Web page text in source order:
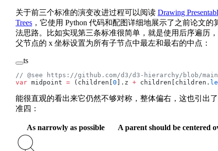
关于前三个标准的演变改进过程可以阅读 Drawing
Trees ，它使用 Python 代码和配图详细地展示了之前论文的
法思路。比如实现第三条标准很简单，就是使用后序遍历
父节点的 x 坐标设置为所有子节点中最左和最右的中点：
ts
// @see https://github.com/d3/d3-hierarchy/blob/
var midpoint = (children[0 ].z + children[children.
能很直观的看出来它仍然不够对称，整体偏右，这也引出
准四：
As narrowly as possible A parent should be centered